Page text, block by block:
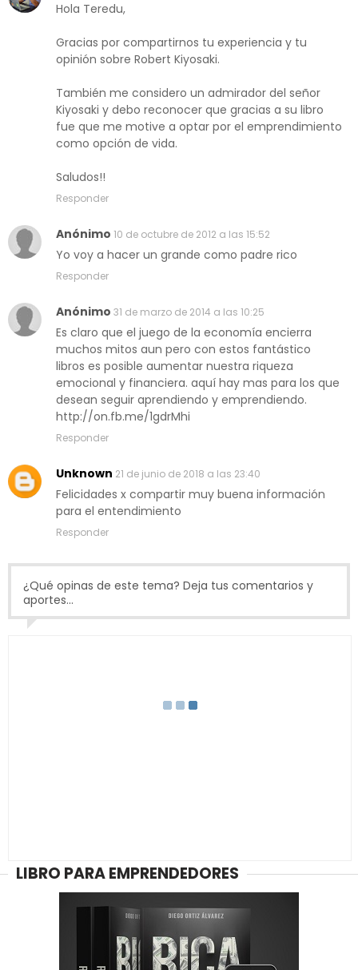
Hola Teredu,
Gracias por compartirnos tu experiencia y tu
opinión sobre Robert Kiyosaki.
También me considero un admirador del señor
Kiyosaki y debo reconocer que gracias a su libro
fue que me motive a optar por el emprendimiento
como opción de vida.
Saludos!!
Responder
Anónimo 10 de octubre de 2012 a las 15:52
Yo voy a hacer un grande como padre rico
Responder
Anónimo 31 de marzo de 2014 a las 10:25
Es claro que el juego de la economía encierra
muchos mitos aun pero con estos fantástico
libros es posible aumentar nuestra riqueza
emocional y financiera. aquí hay mas para los que
desean seguir aprendiendo y emprendiendo.
http://on.fb.me/1gdrMhi
Responder
Unknown 21 de junio de 2018 a las 23:40
Felicidades x compartir muy buena información
para el entendimiento
Responder
¿Qué opinas de este tema? Deja tus comentarios y
aportes...
LIBRO PARA EMPRENDEDORES